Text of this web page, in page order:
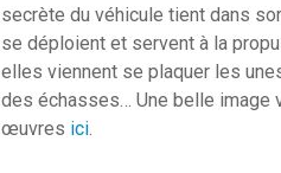
secrète du véhicule tient dans
se déploient et servent à la
elles viennent se plaquer les
des échasses… Une belle image
œuvres ici.